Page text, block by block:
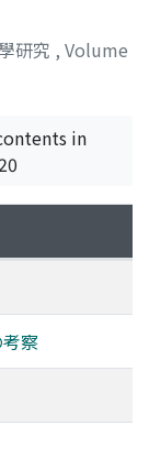
研究 , Volume
in
察